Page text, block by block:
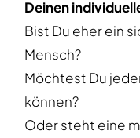
Deinen
Bist Du eher ein
Mensch?
Möchtest Du
können?
Oder steht eine